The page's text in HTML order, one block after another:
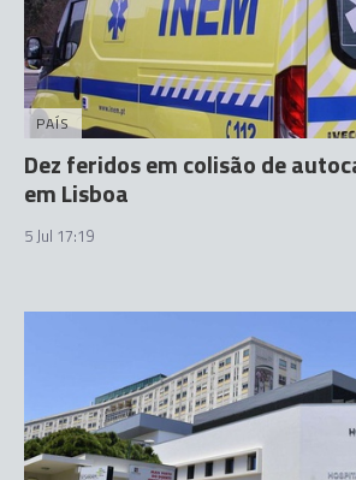
PAÍS
Dez feridos em colisão de
em Lisboa
5 Jul 17:19